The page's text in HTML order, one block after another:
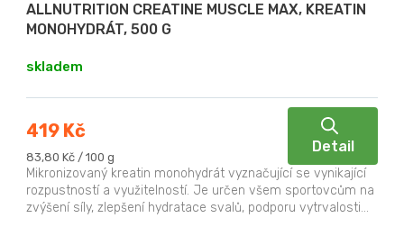
ALLNUTRITION CREATINE MUSCLE MAX, KREATIN
MONOHYDRÁT, 500 G
skladem
419 Kč
Měrná
cena:
83,80 Kč / 100 g
Detail
Mikronizovaný kreatin monohydrát vyznačující se vynikající
rozpustností a využitelností. Je určen všem sportovcům na
zvýšení síly, zlepšení hydratace svalů, podporu vytrvalosti...